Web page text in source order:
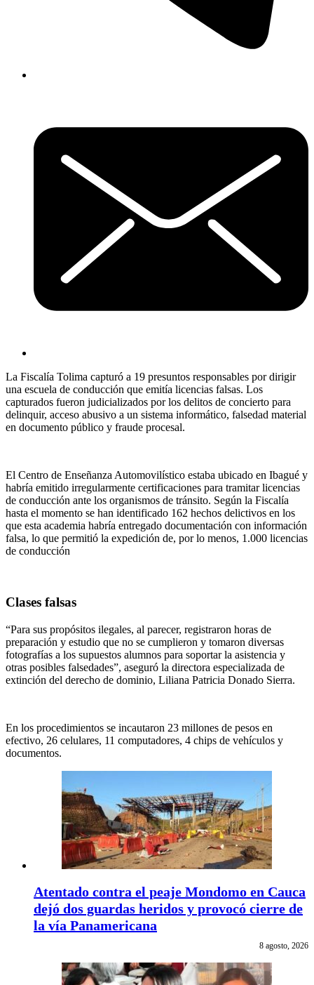
La Fiscalía Tolima capturó a 19 presuntos responsables por dirigir
una escuela de conducción que emitía licencias falsas. Los
capturados fueron judicializados por los delitos de concierto para
delinquir, acceso abusivo a un sistema informático, falsedad material
en documento público y fraude procesal.
El Centro de Enseñanza Automovilístico estaba ubicado en Ibagué y
habría emitido irregularmente certificaciones para tramitar licencias
de conducción ante los organismos de tránsito. Según la Fiscalía
hasta el momento se han identificado 162 hechos delictivos en los
que esta academia habría entregado documentación con información
falsa, lo que permitió la expedición de, por lo menos, 1.000 licencias
de conducción
Clases falsas
“Para sus propósitos ilegales, al parecer, registraron horas de
preparación y estudio que no se cumplieron y tomaron diversas
fotografías a los supuestos alumnos para soportar la asistencia y
otras posibles falsedades”, aseguró la directora especializada de
extinción del derecho de dominio, Liliana Patricia Donado Sierra.
En los procedimientos se incautaron 23 millones de pesos en
efectivo, 26 celulares, 11 computadores, 4 chips de vehículos y
documentos.
Atentado contra el peaje Mondomo en Cauca
dejó dos guardas heridos y provocó cierre de
la vía Panamericana
8 agosto, 2026